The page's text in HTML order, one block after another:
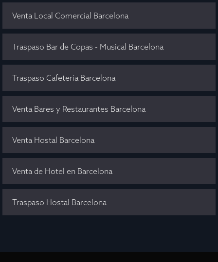
Venta Local Comercial Barcelona
Traspaso Bar de Copas - Musical Barcelona
Traspaso Cafetería Barcelona
Venta Bares y Restaurantes Barcelona
Venta Hostal Barcelona
Venta de Hotel en Barcelona
Traspaso Hostal Barcelona